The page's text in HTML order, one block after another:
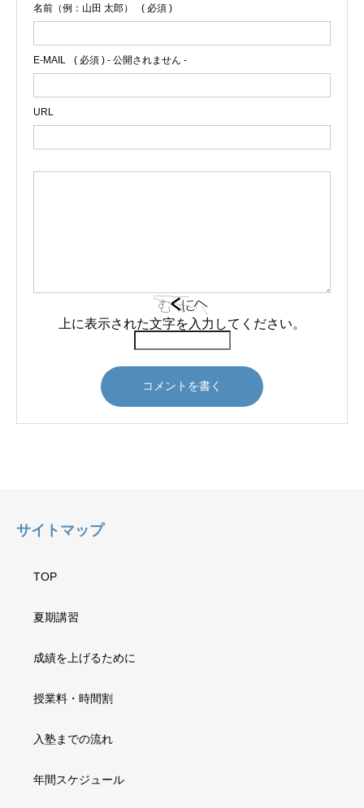
名前（例：山田 太郎） ( 必須 )
E-MAIL ( 必須 ) - 公開されません -
URL
上に表示された文字を入力してください。
サイトマップ
TOP
夏期講習
成績を上げるために
授業料・時間割
入塾までの流れ
年間スケジュール